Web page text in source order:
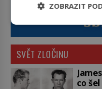
SVĚT ZLOČINU
co
ZOBRAZIT